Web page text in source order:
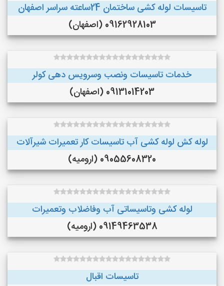
تاسیسات لوله کشی ساختمان 24ساعته سراسر اصفهان
09162928103 (اصفهان)
خدمات تاسیسات ونصب وسرویس دهی کولر
09131014203 (اصفهان)
لوله کش لوله کشی آب تاسیسات کار تعمیرات شیرآلات
09055608320 (ارومیه)
لوله کشی وتاسیساتی آب وفاضلاب وتعمیرات
09149463538 (ارومیه)
تاسیسات اقبال